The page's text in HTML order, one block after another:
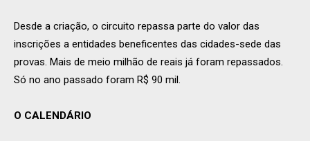
Desde a criação, o circuito repassa parte do valor das
inscrições a entidades beneficentes das cidades-sede das
provas. Mais de meio milhão de reais já foram repassados.
Só no ano passado foram R$ 90 mil.
O CALENDÁRIO